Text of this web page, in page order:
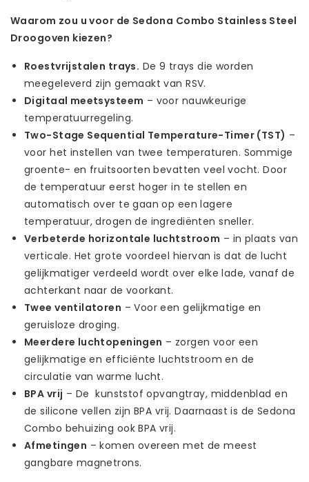
Waarom zou u voor de Sedona Combo Stainless Steel
Droogoven kiezen?
Roestvrijstalen trays. De 9 trays die worden
meegeleverd zijn gemaakt van RSV.
Digitaal meetsysteem – voor nauwkeurige
temperatuurregeling.
Two-Stage Sequential Temperature-Timer (TST) –
voor het instellen van twee temperaturen. Sommige
groente- en fruitsoorten bevatten veel vocht. Door
de temperatuur eerst hoger in te stellen en
automatisch over te gaan op een lagere
temperatuur, drogen de ingrediënten sneller.
Verbeterde horizontale luchtstroom – in plaats van
verticale. Het grote voordeel hiervan is dat de lucht
gelijkmatiger verdeeld wordt over elke lade, vanaf de
achterkant naar de voorkant.
Twee ventilatoren – Voor een gelijkmatige en
geruisloze droging.
Meerdere luchtopeningen – zorgen voor een
gelijkmatige en efficiënte luchtstroom en de
circulatie van warme lucht.
BPA vrij – De kunststof opvangtray, middenblad en
de silicone vellen zijn BPA vrij. Daarnaast is de Sedona
Combo behuizing ook BPA vrij.
Afmetingen – komen overeen met de meest
gangbare magnetrons.